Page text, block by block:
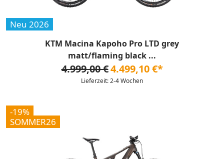
Neu 2026
KTM Macina Kapoho Pro LTD grey
matt/flaming black ...
4.999,00 €4.499,10 €*
Lieferzeit: 2-4 Wochen
-19%
SOMMER26